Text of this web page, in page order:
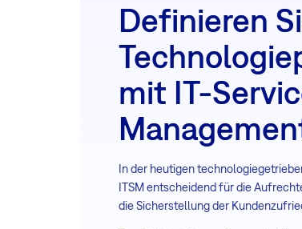
Definieren
mit IT-
In der heutigen
ITSM entscheidend für die
die Sicherstellung der